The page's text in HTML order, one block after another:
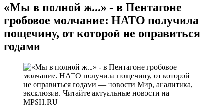
«Мы в полной ж...» - в Пентагоне
гробовое молчание: НАТО получила
пощечину, от которой не оправиться
годами